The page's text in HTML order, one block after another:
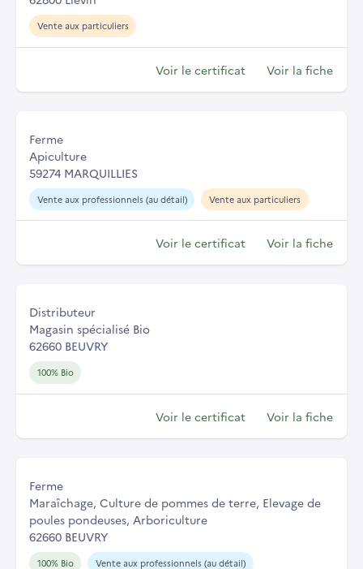
Vente aux particuliers
Voir le certificat Voir la fiche
Ferme
Apiculture
59274 MARQUILLIES
Vente aux professionnels (au détail) Vente aux particuliers
Voir le certificat Voir la fiche
Distributeur
Magasin spécialisé Bio
62660 BEUVRY
100% Bio
Voir le certificat Voir la fiche
Ferme
Maraîchage, Culture de pommes de terre, Elevage de
poules pondeuses, Arboriculture
62660 BEUVRY
100% Bio Vente aux professionnels (au détail)